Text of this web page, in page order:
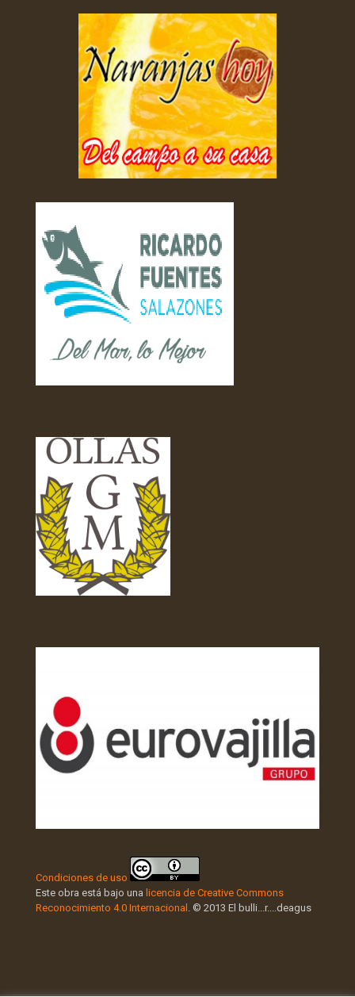
Condiciones de uso
Este obra está bajo una licencia de Creative Commons
Reconocimiento 4.0 Internacional . © 2013 El bulli...r....deagus